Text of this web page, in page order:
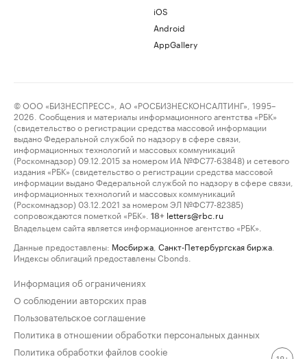
iOS
Android
AppGallery
© ООО «БИЗНЕСПРЕСС», АО «РОСБИЗНЕСКОНСАЛТИНГ», 1995–
2026. Сообщения и материалы информационного агентства «РБК»
(свидетельство о регистрации средства массовой информации
выдано Федеральной службой по надзору в сфере связи,
информационных технологий и массовых коммуникаций
(Роскомнадзор) 09.12.2015 за номером ИА №ФС77-63848) и сетевого
издания «РБК» (свидетельство о регистрации средства массовой
информации выдано Федеральной службой по надзору в сфере связи,
информационных технологий и массовых коммуникаций
(Роскомнадзор) 03.12.2021 за номером ЭЛ №ФС77-82385)
сопровождаются пометкой «РБК».
18+ letters@rbc.ru
Владельцем сайта является информационное агентство «РБК».
Данные предоставлены: Мосбиржа Санкт-Петербургская биржа
Индексы облигаций предоставлены Cbonds.
Информация об ограничениях
О соблюдении авторских прав
Пользовательское соглашение
Политика в отношении обработки персональных данных
Политика обработки файлов cookie